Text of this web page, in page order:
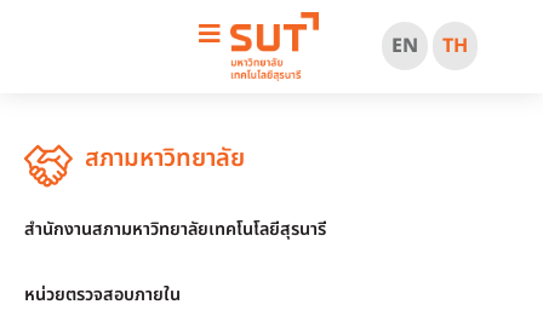
EN TH
สภามหาวิทยาลัย
สำนักงานสภามหาวิทยาลัยเทคโนโลยีสุรนารี
หน่วยตรวจสอบภายใน